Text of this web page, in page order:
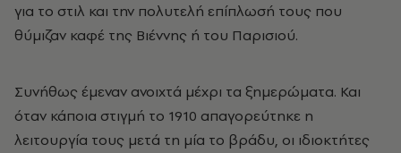
για το στιλ και την πολυτελή επίπλωσή τους που
θύμιζαν καφέ της Βιέννης ή του Παρισιού.
Συνήθως έμεναν ανοιχτά μέχρι τα ξημερώματα. Και
όταν κάποια στιγμή το 1910 απαγορεύτηκε η
λειτουργία τους μετά τη μία το βράδυ, οι ιδιοκτήτες